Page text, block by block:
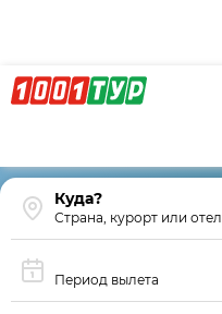
Страна, курорт или
Период вылета